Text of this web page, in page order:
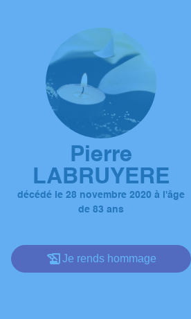
Pierre
LABRUYERE
décédé le 28 novembre 2020 à l'âge
de 83 ans
Je rends hommage